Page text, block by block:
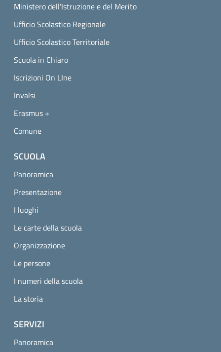
Ministero dell'Istruzione e del Merito
Ufficio Scolastico Regionale
Ufficio Scolastico Territoriale
Scuola in Chiaro
Iscrizioni On LIne
Invalsi
Erasmus +
Comune
SCUOLA
Panoramica
Presentazione
I luoghi
Le carte della scuola
Organizzazione
Le persone
I numeri della scuola
La storia
SERVIZI
Panoramica